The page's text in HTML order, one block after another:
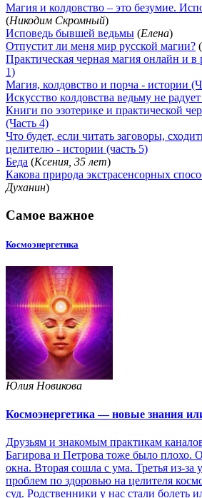
Магия и колдовство – это безумие.
(Никодим Скромный)
Исповедь бывшей ведьмы (Елена)
Отпустит ли меня мир русской магии? (
Практическая черная магия онлайн и в
1)
Магия, колдовство и порча - истории
Искусство колдовства ведьму не
Книги по эзотерике и практической
(Часть 4)
Что будет, если читать заговоры,
целителю - истории (часть 5)
Беда (Ксения, 35 лет)
Какова природа экстрасенсорных
Духанин)
Самое важное
Космоэнергетика
Юлия Новикова
Космоэнергетика — новые знания
Друзьям и знакомым практикам
Багирова и Петрова тоже было плохо.
окна. Вторая сошла с ума. Третья из-за
проблем по здоровью на целителя
суд. Родственники у нас стали болеть